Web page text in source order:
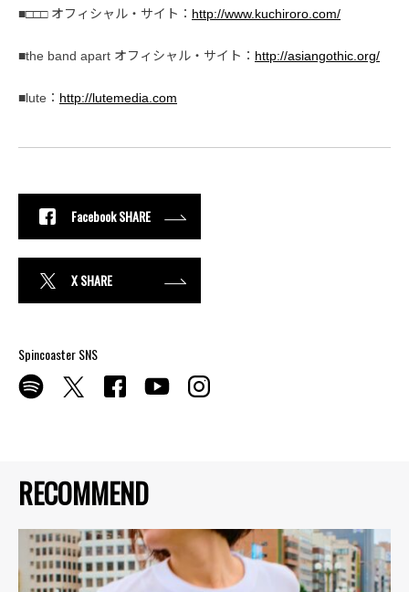
RECOMMEND
■□□□ オフィシャル・サイト： http://www.kuchiroro.com/
■the band apart オフィシャル・サイト： http://asiangothic.org/
■lute： http://lutemedia.com
Facebook SHARE
X SHARE
Spincoaster SNS